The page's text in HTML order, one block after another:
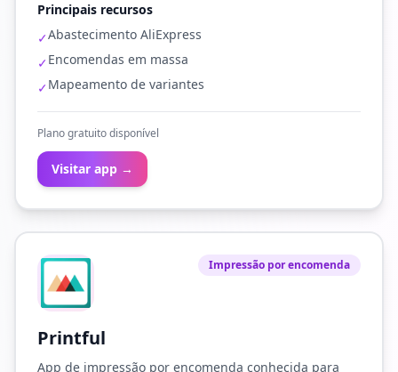
Principais recursos
✓Abastecimento AliExpress
✓Encomendas em massa
✓Mapeamento de variantes
Plano gratuito disponível
Visitar app →
Impressão por encomenda
Printful
App de impressão por encomenda conhecida para